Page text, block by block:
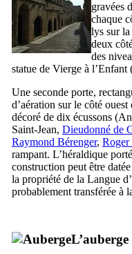
gravées
chaque
lys sur
deux
des
statue de Vierge à l’Enfant
Une seconde porte,
d’aération sur le côté
décoré de dix écussons
Saint-Jean, Dieudonné de
Raymond Bérenger, Roger
rampant. L’héraldique
construction peut être
la propriété de la Langue
probablement transférée à